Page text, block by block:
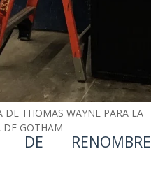
DE THOMAS WAYNE PARA LA
DE GOTHAM
DE RENOMBRE